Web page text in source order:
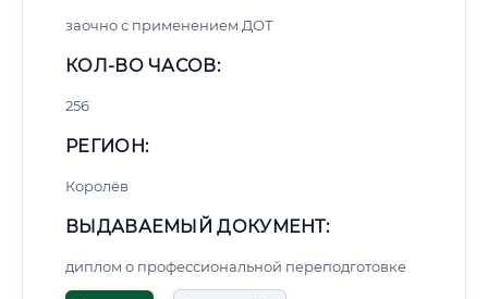
заочно с применением ДОТ
КОЛ-ВО ЧАСОВ:
256
РЕГИОН:
Королёв
ВЫДАВАЕМЫЙ ДОКУМЕНТ:
диплом о профессиональной переподготовке